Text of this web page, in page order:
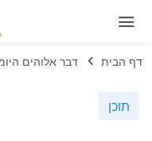
דף הבית דבר אלוהים
תוכן